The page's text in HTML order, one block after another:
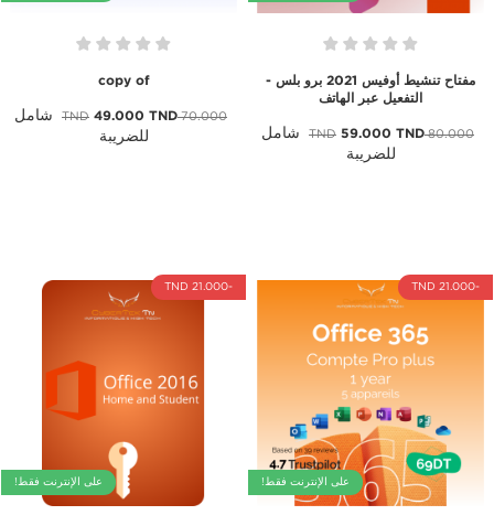
مفتاح تنشيط أوفيس 2021 برو بلس -
التفعيل عبر الهاتف
80.000 TND
59.000 TND
شامل
للضريبة
copy of
70.000 TND
49.000 TND
شامل
للضريبة
-21.000 TND
على الإنترنت فقط!
-21.000 TND
على الإنترنت فقط!